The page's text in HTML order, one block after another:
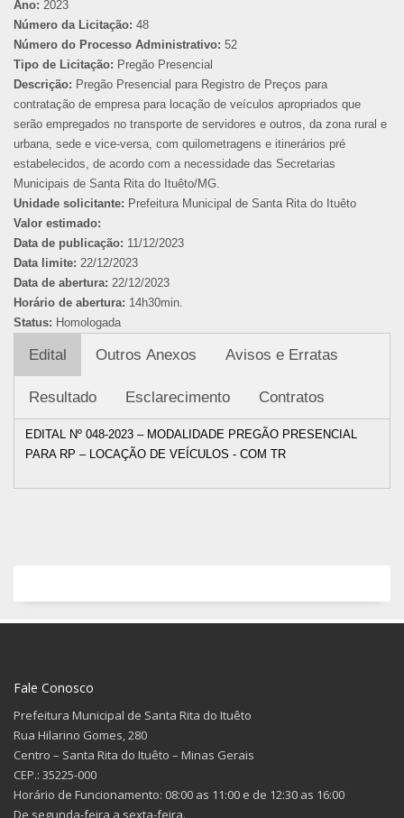
Ano: 2023
Número da Licitação: 48
Número do Processo Administrativo: 52
Tipo de Licitação: Pregão Presencial
Descrição: Pregão Presencial para Registro de Preços para
contratação de empresa para locação de veículos apropriados que
serão empregados no transporte de servidores e outros, da zona rural e
urbana, sede e vice-versa, com quilometragens e itinerários pré
estabelecidos, de acordo com a necessidade das Secretarias
Municipais de Santa Rita do Ituêto/MG.
Unidade solicitante: Prefeitura Municipal de Santa Rita do Ituêto
Valor estimado:
Data de publicação: 11/12/2023
Data limite: 22/12/2023
Data de abertura: 22/12/2023
Horário de abertura: 14h30min.
Status: Homologada
Edital Outros Anexos Avisos e Erratas
Resultado Esclarecimento Contratos
EDITAL Nº 048-2023 – MODALIDADE PREGÃO PRESENCIAL
PARA RP – LOCAÇÃO DE VEÍCULOS - COM TR
Fale Conosco
Prefeitura Municipal de Santa Rita do Ituêto
Rua Hilarino Gomes, 280
Centro – Santa Rita do Ituêto – Minas Gerais
CEP.: 35225-000
Horário de Funcionamento: 08:00 as 11:00 e de 12:30 as 16:00
De segunda-feira a sexta-feira.